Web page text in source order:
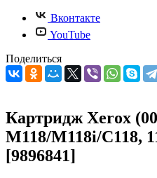
Вконтакте
YouTube
Поделиться
Картридж Xerox
M118/M118i/C118,
[9896841]